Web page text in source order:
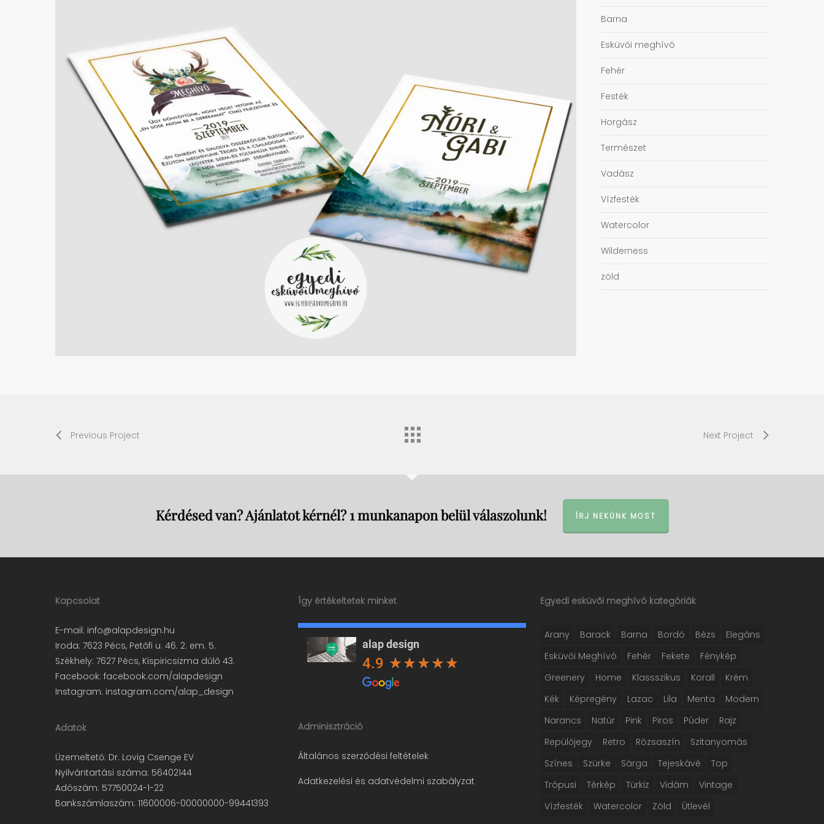
Barna
Esküvői meghívó
Fehér
Festék
Horgász
Természet
Vadász
Vízfesték
Watercolor
Wilderness
zöld
Previous Project Next Project
Kérdésed van? Ajánlatot kérnél? 1 munkanapon belül válaszolunk! ÍRJ NEKÜNK MOST
Kapcsolat
E-mail: info@alapdesign.hu
Iroda: 7623 Pécs, Petőfi u. 46. 2. em. 5.
Székhely: 7627 Pécs, Kispiricsizma dűlő 43.
Facebook: facebook.com/alapdesign
Instagram: instagram.com/alap_design
Adatok
Üzemeltető: Dr. Lovig Csenge EV
Nyilvántartási száma: 56402144
Adószám: 57750024-1-22
Bankszámlaszám: 11600006-00000000-99441393
Így értékeltetek minket
alap design
4.9
Adminisztráció
Általános szerződési feltételek
Adatkezelési és adatvédelmi szabályzat
Egyedi esküvői meghívó kategóriák
Arany Barack Barna Bordó Bézs
Elegáns
Esküvői Meghívó
Fehér Fekete
Fénykép
Greenery
Home Klassszikus Korall
Krém
Kék
Képregény Lazac Lila Menta
Modern
Narancs
Natúr Pink Piros Púder
Rajz
Repülőjegy
Retro Rózsaszín
Szitanyomás
Színes
Szürke Sárga Tejeskávé
Top
Trópusi
Térkép Türkiz Vidám
Vintage
Vízfesték
Watercolor Zöld Útlevél